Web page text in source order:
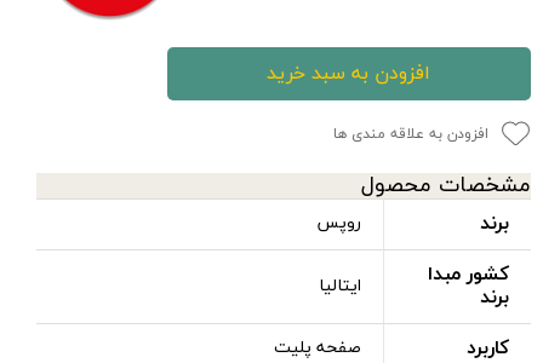
افزودن به سبد خرید
افزودن به علاقه مندی ها
مشخصات محصول
برند روپس
کشور مبدا
برند
ایتالیا
کاربرد صفحه پلیت